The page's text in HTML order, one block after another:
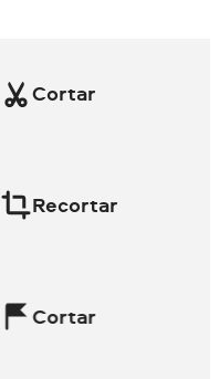
Cortar
Recortar
Cortar